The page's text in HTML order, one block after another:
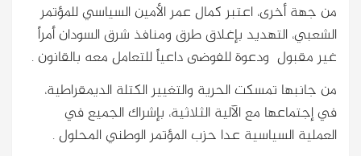
من جهة أخرى، اعتبر كمال عمر الأمين السياسي للمؤتمر
الشعبي، التهديد بإغلاق طرق ومنافذ شرق السودان أمراً
غير مقبول ودعوة للفوضى داعياً للتعامل معه بالقانون .
من جانبها تمسكت الحرية والتغيير الكتلة الديمقراطية،
في إجتماعها مع الآلية الثلاثية، بإشراك الجميع في
العملية السياسية عدا حزب المؤتمر الوطني المحلول .